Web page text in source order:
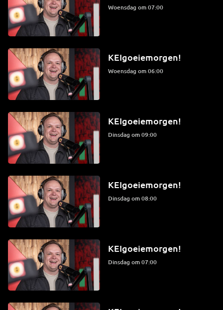
woensdag om 07:00
KEIgoeiemorgen!
woensdag om 06:00
KEIgoeiemorgen!
dinsdag om 09:00
KEIgoeiemorgen!
dinsdag om 08:00
KEIgoeiemorgen!
dinsdag om 07:00